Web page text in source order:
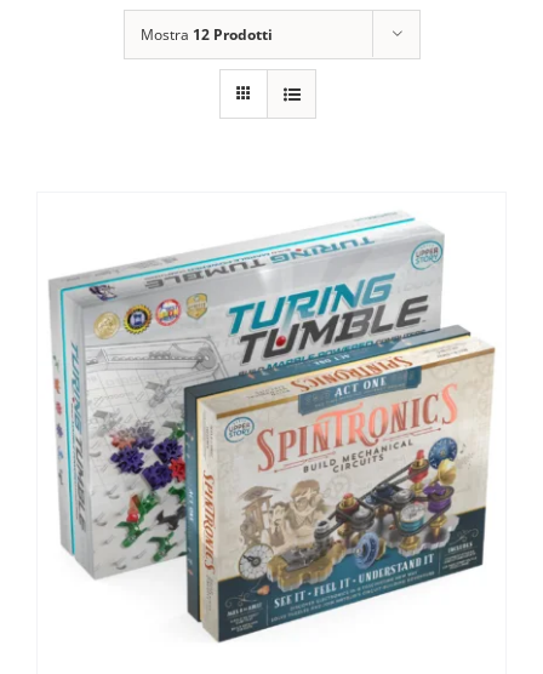
Mostra 12 Prodotti